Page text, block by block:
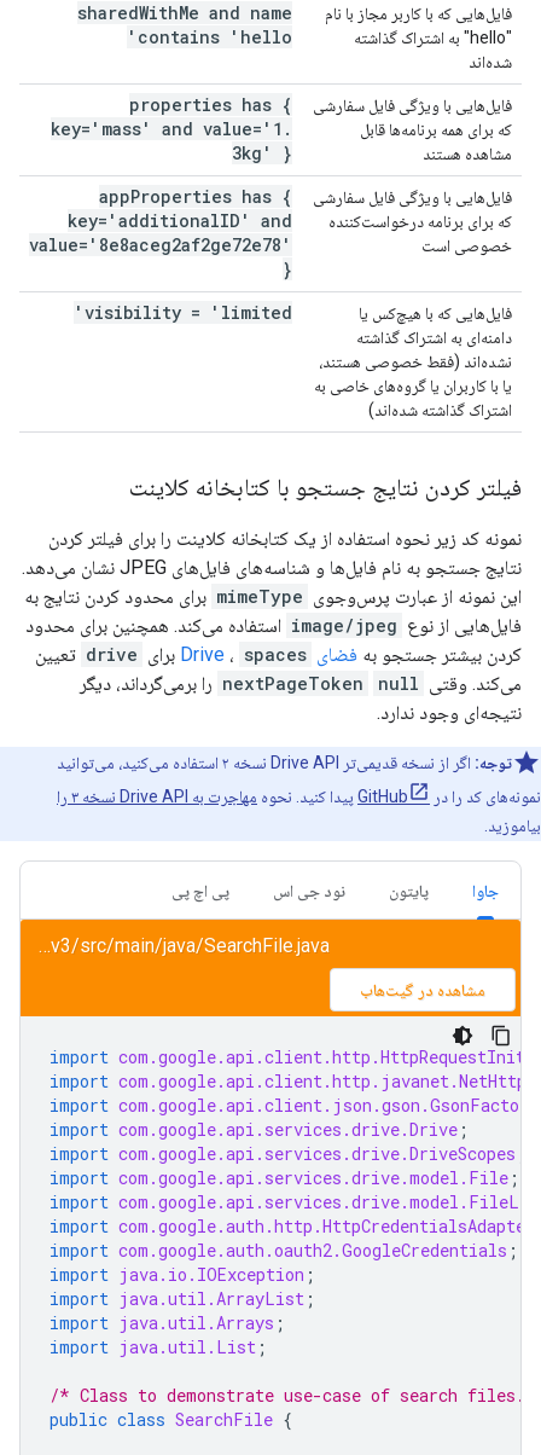
فایل‌هایی که با کاربر مجاز با نام
"hello" به اشتراک گذاشته
شده‌اند
sharedWithMe and name
contains 'hello'
فایل‌هایی با ویژگی فایل سفارشی
که برای همه برنامه‌ها قابل
مشاهده هستند
properties has {
key='mass' and value='1 .
3kg' }
فایل‌هایی با ویژگی فایل سفارشی
که برای برنامه درخواست‌کننده
خصوصی است
appProperties has {
key='additionalID' and
value='8e8aceg2af2ge72e78'
}
فایل‌هایی که با هیچ‌کس یا
دامنه‌ای به اشتراک گذاشته
نشده‌اند (فقط خصوصی هستند،
یا با کاربران یا گروه‌های خاصی به
اشتراک گذاشته شده‌اند)
visibility = 'limited'
فیلتر کردن نتایج جستجو با کتابخانه کلاینت
نمونه کد زیر نحوه استفاده از یک کتابخانه کلاینت را برای فیلتر کردن
نتایج جستجو به نام فایل‌ها و شناسه‌های فایل‌های JPEG نشان می‌دهد.
این نمونه از عبارت پرس‌وجوی mimeType برای محدود کردن نتایج به
فایل‌هایی از نوع image/jpeg استفاده می‌کند. همچنین برای محدود
کردن بیشتر جستجو به فضای Drive ، spaces برای drive تعیین
می‌کند. وقتی
nextPageToken null
را برمی‌گرداند، دیگر
نتیجه‌ای وجود ندارد.
توجه:
اگر از نسخه قدیمی‌تر Drive API نسخه ۲ استفاده می‌کنید، می‌توانید
نمونه‌های کد را در
GitHub پیدا کنید. نحوه مهاجرت به Drive API نسخه ۳ را
بیاموزید.
جاوا پایتون نود جی اس پی اچ پی
‎drive/snippets/drive_v3/src/main/java/SearchFile.java‎‏
مشاهده در گیت‌هاب
import
import
import com.google.api.client.json.gson.GsonFactory
import com.google.api.services.drive.Drive ;
import com.google.api.services.drive.DriveScopes
import com.google.api.services.drive.model.File ;
import
import com.google.auth.http.HttpCredentialsAdapter
import com.google.auth.oauth2.GoogleCredentials ;
import java.io.IOException ;
import java.util.ArrayList ;
import java.util.Arrays ;
import java.util.List ;
/* Class to demonstrate use-case of search files.
public class SearchFile {